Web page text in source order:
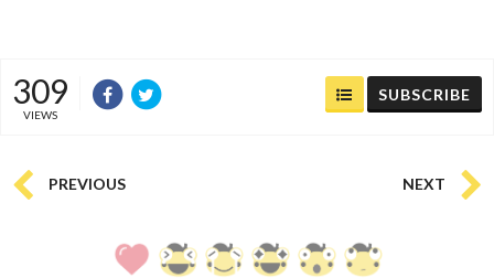
309
VIEWS
SUBSCRIBE
PREVIOUS NEXT